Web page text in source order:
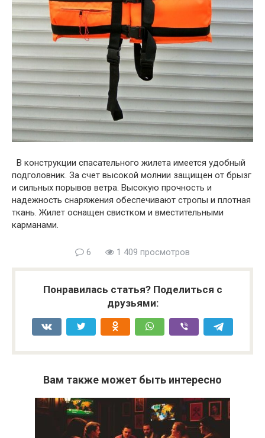
В конструкции спасательного жилета имеется удобный
подголовник. За счет высокой молнии защищен от брызг
и сильных порывов ветра. Высокую прочность и
надежность снаряжения обеспечивают стропы и плотная
ткань. Жилет оснащен свистком и вместительными
карманами.
6 1 409 просмотров
Понравилась статья? Поделиться с
друзьями:
Вам также может быть интересно